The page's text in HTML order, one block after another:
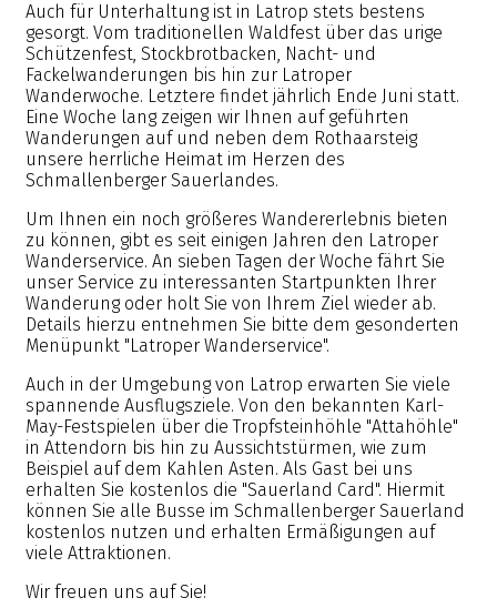
Auch für Unterhaltung ist in Latrop stets bestens
gesorgt. Vom traditionellen Waldfest über das urige
Schützenfest, Stockbrotbacken, Nacht- und
Fackelwanderungen bis hin zur Latroper
Wanderwoche. Letztere findet jährlich Ende Juni statt.
Eine Woche lang zeigen wir Ihnen auf geführten
Wanderungen auf und neben dem Rothaarsteig
unsere herrliche Heimat im Herzen des
Schmallenberger Sauerlandes.
Um Ihnen ein noch größeres Wandererlebnis bieten
zu können, gibt es seit einigen Jahren den Latroper
Wanderservice. An sieben Tagen der Woche fährt Sie
unser Service zu interessanten Startpunkten Ihrer
Wanderung oder holt Sie von Ihrem Ziel wieder ab.
Details hierzu entnehmen Sie bitte dem gesonderten
Menüpunkt "Latroper Wanderservice".
Auch in der Umgebung von Latrop erwarten Sie viele
spannende Ausflugsziele. Von den bekannten Karl-
May-Festspielen über die Tropfsteinhöhle "Attahöhle"
in Attendorn bis hin zu Aussichtstürmen, wie zum
Beispiel auf dem Kahlen Asten. Als Gast bei uns
erhalten Sie kostenlos die "Sauerland Card". Hiermit
können Sie alle Busse im Schmallenberger Sauerland
kostenlos nutzen und erhalten Ermäßigungen auf
viele Attraktionen.
Wir freuen uns auf Sie!